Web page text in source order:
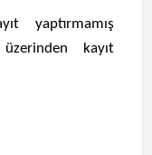
yaptırmamış
kayıt